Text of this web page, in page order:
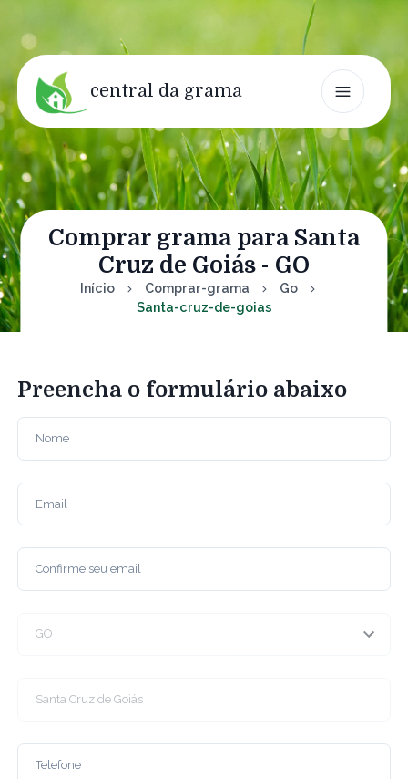
central da grama
Comprar grama para Santa
Cruz de Goiás - GO
Início Comprar-grama
Go
Santa-cruz-de-goias
Preencha o formulário abaixo